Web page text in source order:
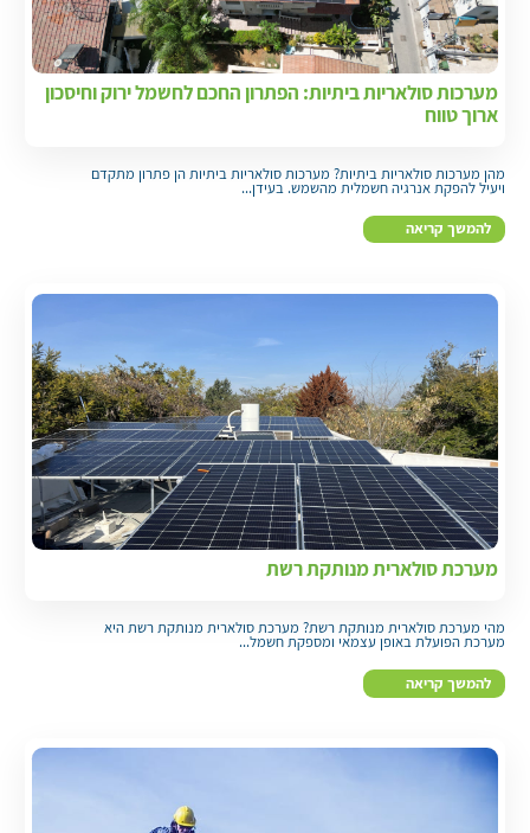
מערכות סולאריות ביתיות: הפתרון החכם לחשמל ירוק וחיסכון
ארוך טווח
מהן מערכות סולאריות ביתיות? מערכות סולאריות ביתיות הן פתרון מתקדם
ויעיל להפקת אנרגיה חשמלית מהשמש. בעידן...
להמשך קריאה
מערכת סולארית מנותקת רשת
מהי מערכת סולארית מנותקת רשת? מערכת סולארית מנותקת רשת היא
מערכת הפועלת באופן עצמאי ומספקת חשמל...
להמשך קריאה